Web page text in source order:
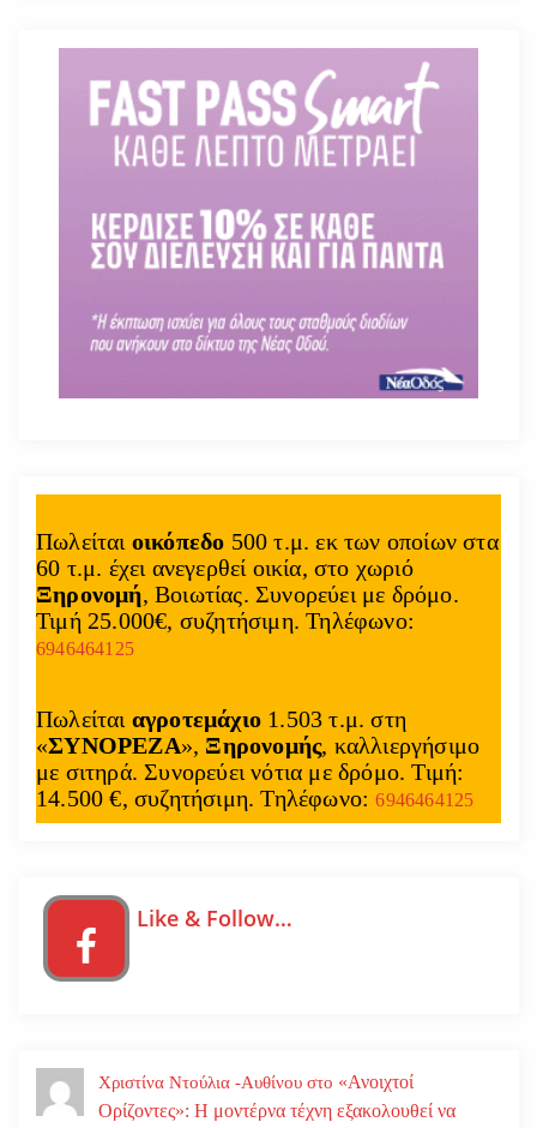
Πωλείται οικόπεδο 500 τ.μ. εκ των οποίων στα
60 τ.μ. έχει ανεγερθεί οικία, στο χωριό
Ξηρονομή, Βοιωτίας. Συνορεύει με δρόμο.
Τιμή 25.000€, συζητήσιμη. Τηλέφωνο:
6946464125
Πωλείται αγροτεμάχιο 1.503 τ.μ. στη
«ΣΥΝΟΡΕΖΑ», Ξηρονομής, καλλιεργήσιμο
με σιτηρά. Συνορεύει νότια με δρόμο. Τιμή:
14.500 €, συζητήσιμη. Τηλέφωνο:6946464125
Like & Follow…
Χριστίνα Ντούλια -Αυθίνου στο «Ανοιχτοί
Ορίζοντες»: Η μοντέρνα τέχνη εξακολουθεί να